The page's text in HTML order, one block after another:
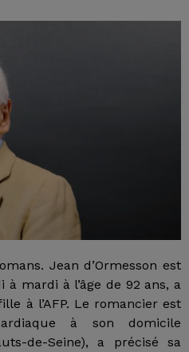
Jean d’Ormesson est
mardi à l’âge de 92 ans, a
à l’AFP. Le romancier est
à son domicile
de-Seine), a précisé sa